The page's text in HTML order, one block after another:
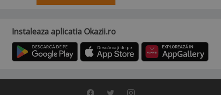
Instaleaza aplicatia Okazii.ro